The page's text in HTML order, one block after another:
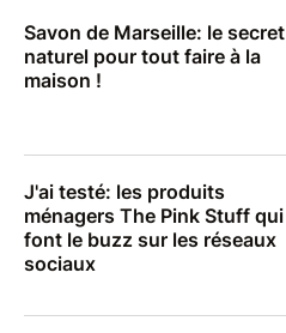
Savon de Marseille: le secret
naturel pour tout faire à la
maison !
J'ai testé: les produits
ménagers The Pink Stuff qui
font le buzz sur les réseaux
sociaux